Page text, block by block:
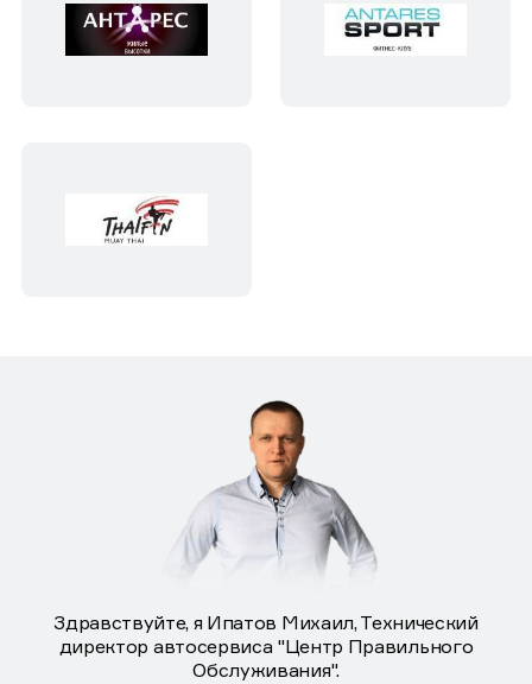
Здравствуйте, я Ипатов Михаил, Технический
директор автосервиса "Центр Правильного
Обслуживания".